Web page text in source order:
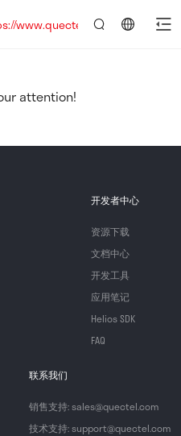
www.quectel.com.cn
attention!
开发者中心
资源下载
文档中心
开发工具
应用笔记
Helios SDK
FAQ
联系我们
销售支持: sales@quectel.com
技术支持: support@quectel.com